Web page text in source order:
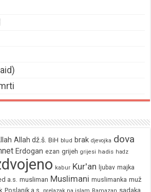
Allah dž.š. BiH blud brak djevojka dova
Erdogan ezan grijeh grijesi hadis hadz
kabur Kur'an ljubav majka
a.s. musliman Muslimani muslimanka muž
Poslanik a.s. sadaka